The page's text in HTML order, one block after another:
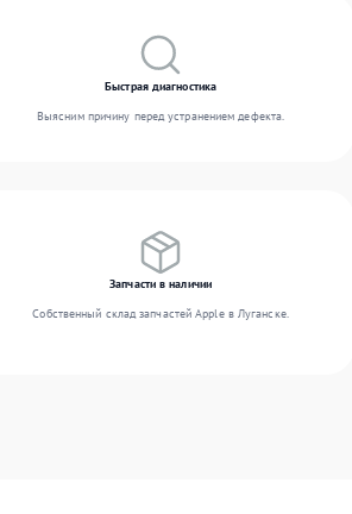
Быстрая диагностика
Выясним причину перед устранением дефекта.
Запчасти в наличии
Собственный склад запчастей Apple в Луганске.